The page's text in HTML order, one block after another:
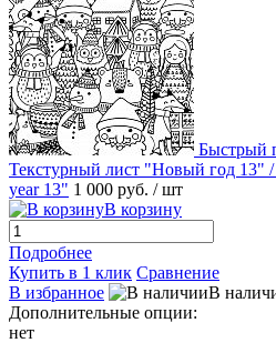
Быстрый
Текстурный лист "Новый год 13" /
year 13" 1 000 руб. / шт
В корзину
Подробнее
Купить в 1 клик Сравнение
В избранное
В
Дополнительные опции:
нет